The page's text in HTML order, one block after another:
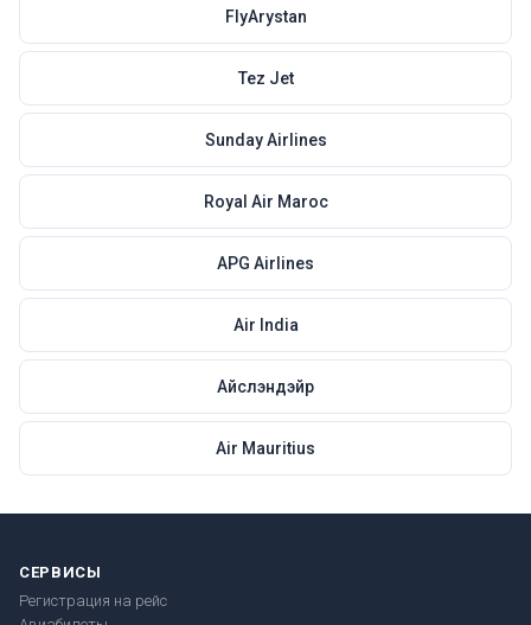
FlyArystan
Tez Jet
Sunday Airlines
Royal Air Maroc
APG Airlines
Air India
Айслэндэйр
Air Mauritius
СЕРВИСЫ
Регистрация на рейс